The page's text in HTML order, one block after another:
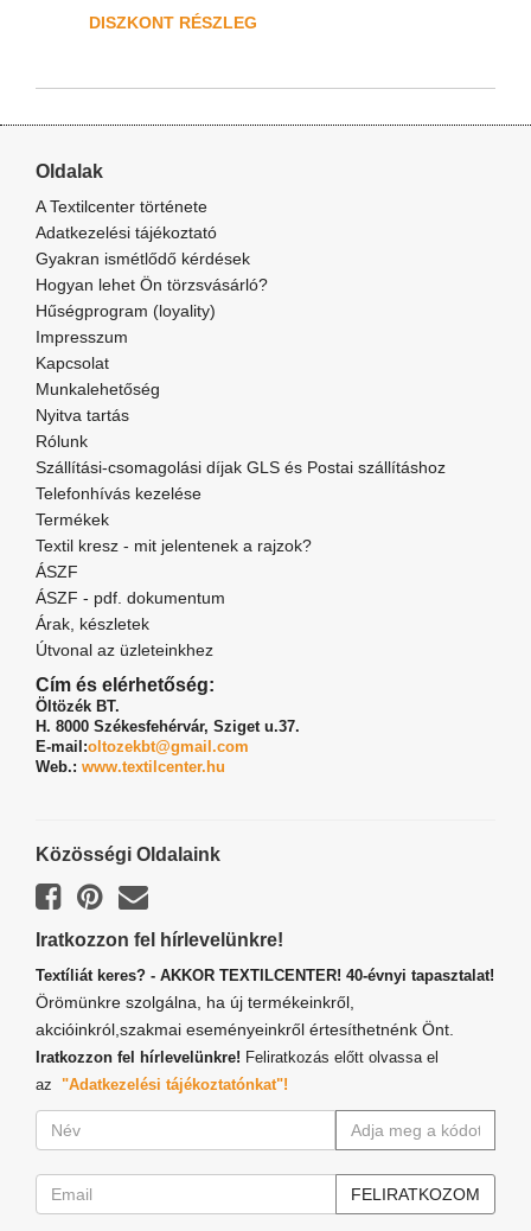
DISZKONT RÉSZLEG
Oldalak
A Textilcenter története
Adatkezelési tájékoztató
Gyakran ismétlődő kérdések
Hogyan lehet Ön törzsvásárló?
Hűségprogram (loyality)
Impresszum
Kapcsolat
Munkalehetőség
Nyitva tartás
Rólunk
Szállítási-csomagolási díjak GLS és Postai szállításhoz
Telefonhívás kezelése
Termékek
Textil kresz - mit jelentenek a rajzok?
ÁSZF
ÁSZF - pdf. dokumentum
Árak, készletek
Útvonal az üzleteinkhez
Cím és elérhetőség:
Öltözék BT.
H. 8000 Székesfehérvár, Sziget u.37.
E-mail:oltozekbt@gmail.com
Web.: www.textilcenter.hu
Közösségi Oldalaink
Iratkozzon fel hírlevelünkre!
Textíliát keres? - AKKOR TEXTILCENTER! 40-évnyi tapasztalat!
Örömünkre szolgálna, ha új termékeinkről,
akcióinkról,szakmai eseményeinkről értesíthetnénk Önt.
Iratkozzon fel hírlevelünkre! Feliratkozás előtt olvassa el
az "Adatkezelési tájékoztatónkat"!